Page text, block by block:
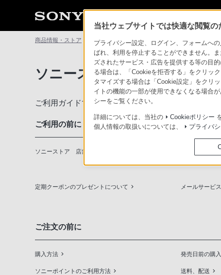
商品情報・ストア ソニーストアについて ソニーストアのご利
ソニーストアのご利用ガイド
ご利用ガイドでは、ソニーストアのご利用方法・サ
ご利用の前に
ソニーストア 店舗のご案内 ソニーショッ
定期クーポンのプレゼントについて メールサービス
ご注文の前に
購入方法 発売日前の購
ソニーポイントのご利用方法 送料、配送
当社ウェブサイトでは快適な閲覧
プライバシー設定、ログイン、フォームへ
ばれ、利用を停止することができません。
ズされたサービス・広告を提供する等の目
る場合は、「Cookieを拒否する」をクリッ
タマイズする場合は「Cookie設定」をクリ
イトの機能の一部が使用できなくなる場合
シーをご覧ください。
詳細については、当社の Cookieポリシー
個人情報の取扱いについては、
プライバ